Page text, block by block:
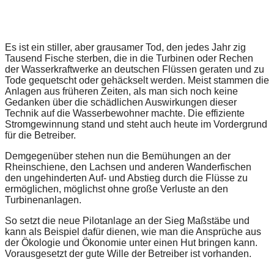
Es ist ein stiller, aber grausamer Tod, den jedes Jahr zig
Tausend Fische sterben, die in die Turbinen oder Rechen
der Wasserkraftwerke an deutschen Flüssen geraten und zu
Tode gequetscht oder gehäckselt werden. Meist stammen die
Anlagen aus früheren Zeiten, als man sich noch keine
Gedanken über die schädlichen Auswirkungen dieser
Technik auf die Wasserbewohner machte. Die effiziente
Stromgewinnung stand und steht auch heute im Vordergrund
für die Betreiber.
Demgegenüber stehen nun die Bemühungen an der
Rheinschiene, den Lachsen und anderen Wanderfischen
den ungehinderten Auf- und Abstieg durch die Flüsse zu
ermöglichen, möglichst ohne große Verluste an den
Turbinenanlagen.
So setzt die neue Pilotanlage an der Sieg Maßstäbe und
kann als Beispiel dafür dienen, wie man die Ansprüche aus
der Ökologie und Ökonomie unter einen Hut bringen kann.
Vorausgesetzt der gute Wille der Betreiber ist vorhanden.